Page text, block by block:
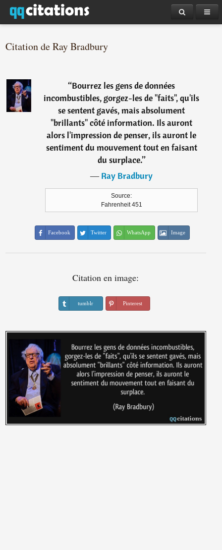
Citation de Ray Bradbury
“Bourrez les gens de données
incombustibles, gorgez-les de "faits", qu'ils
se sentent gavés, mais absolument
"brillants" côté information. Ils auront
alors l'impression de penser, ils auront le
sentiment du mouvement tout en faisant
du surplace.”
―Ray Bradbury
Source:
Fahrenheit 451
Facebook Twitter WhatsApp Image
Citation en image:
tumblr Pinterest